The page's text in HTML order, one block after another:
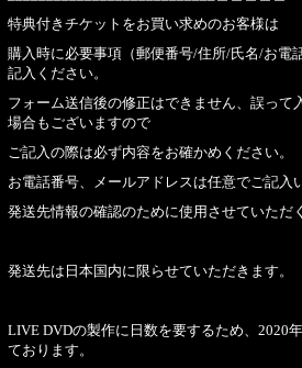
特典付きチケットをお買い求めのお客様は
購入時に必要事項（郵便番号/住所/氏名/お電
記入ください。
フォーム送信後の修正はできません、誤って
場合もございますので
ご記入の際は必ず内容をお確かめください。
お電話番号、メールアドレスは任意でご記入
発送先情報の確認のために使用させていただ
発送先は日本国内に限らせていただきます。
LIVE DVDの製作に日数を要するため、2020
ております。